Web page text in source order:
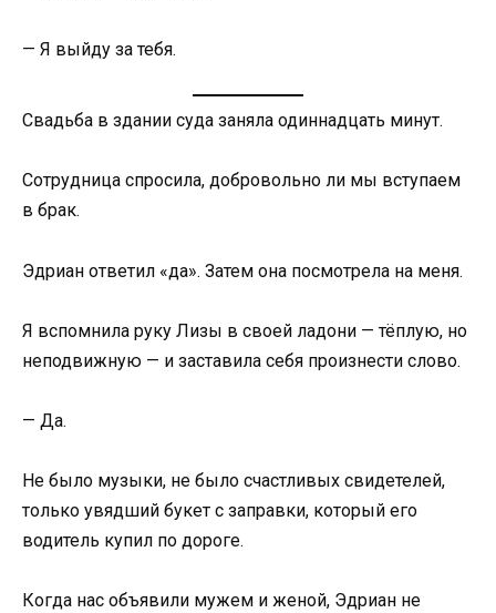
— Я выйду за тебя.
Свадьба в здании суда заняла одиннадцать минут.
Сотрудница спросила, добровольно ли мы вступаем
в брак.
Эдриан ответил «да». Затем она посмотрела на меня.
Я вспомнила руку Лизы в своей ладони — тёплую, но
неподвижную — и заставила себя произнести слово.
— Да.
Не было музыки, не было счастливых свидетелей,
только увядший букет с заправки, который его
водитель купил по дороге.
Когда нас объявили мужем и женой, Эдриан не